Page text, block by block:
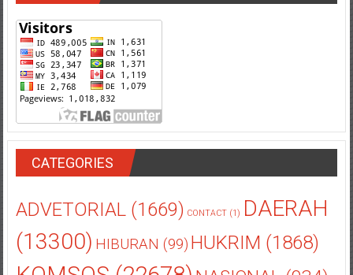
CATEGORIES
ADVETORIAL(1669) CONTACT(1) DAERAH
(13300) HIBURAN (99) HUKRIM (1868)